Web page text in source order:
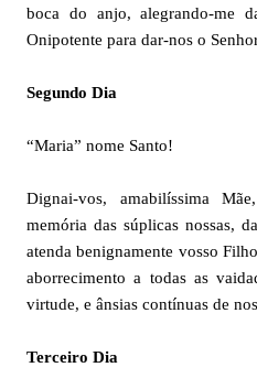
boca do anjo, alegrando-me
Onipotente para dar-nos o
Segundo Dia
“Maria” nome Santo!
Dignai-vos, amabilíssima
memória das súplicas nossas,
atenda benignamente vosso
aborrecimento a todas as
virtude, e ânsias contínuas de
Terceiro Dia